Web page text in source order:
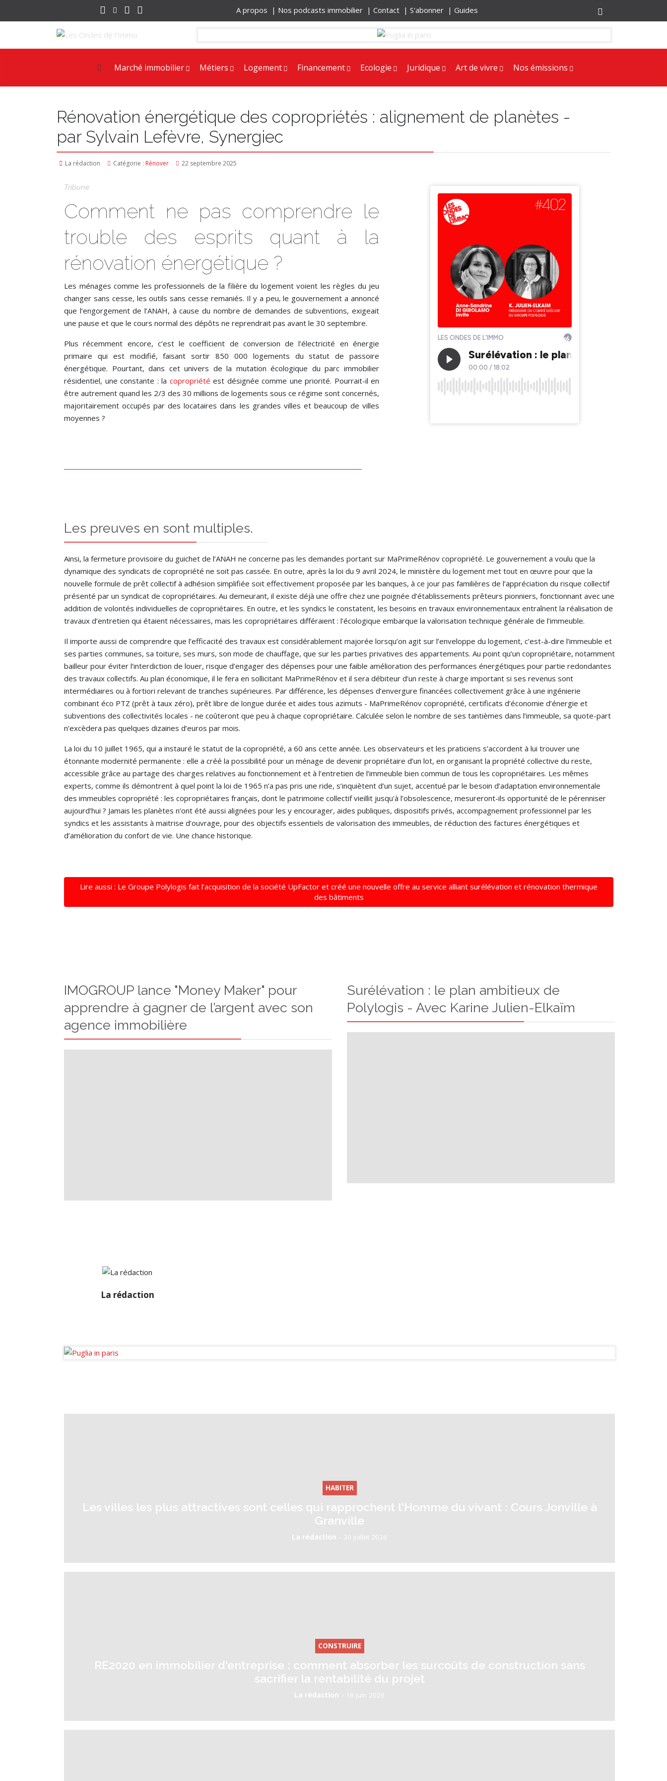
A propos | Nos podcasts immobilier | Contact | S'abonner | Guides
Marché immobilier Métiers Logement Financement Ecologie Juridique Art de vivre Nos émissions
Rénovation énergétique des copropriétés : alignement de planètes -
par Sylvain Lefèvre, Synergiec
La rédaction Catégorie : Rénover 22 septembre 2025
Tribune
Comment ne pas comprendre le
trouble des esprits quant à la
rénovation énergétique ?
Les ménages comme les professionnels de la filière du logement voient les règles du jeu
changer sans cesse, les outils sans cesse remaniés. Il y a peu, le gouvernement a annoncé
que l’engorgement de l’ANAH, à cause du nombre de demandes de subventions, exigeait
une pause et que le cours normal des dépôts ne reprendrait pas avant le 30 septembre.
Plus récemment encore, c’est le coefficient de conversion de l’électricité en énergie
primaire qui est modifié, faisant sortir 850 000 logements du statut de passoire
énergétique. Pourtant, dans cet univers de la mutation écologique du parc immobilier
résidentiel, une constante : la copropriété est désignée comme une priorité. Pourrait-il en
être autrement quand les 2/3 des 30 millions de logements sous ce régime sont concernés,
majoritairement occupés par des locataires dans les grandes villes et beaucoup de villes
moyennes ?
Les preuves en sont multiples.
Ainsi, la fermeture provisoire du guichet de l’ANAH ne concerne pas les demandes portant sur MaPrimeRénov copropriété. Le gouvernement a voulu que la
dynamique des syndicats de copropriété ne soit pas cassée. En outre, après la loi du 9 avril 2024, le ministère du logement met tout en œuvre pour que la
nouvelle formule de prêt collectif à adhésion simplifiée soit effectivement proposée par les banques, à ce jour pas familières de l’appréciation du risque collectif
présenté par un syndicat de copropriétaires. Au demeurant, il existe déjà une offre chez une poignée d’établissements prêteurs pionniers, fonctionnant avec une
addition de volontés individuelles de copropriétaires. En outre, et les syndics le constatent, les besoins en travaux environnementaux entraînent la réalisation de
travaux d’entretien qui étaient nécessaires, mais les copropriétaires différaient : l’écologique embarque la valorisation technique générale de l’immeuble.
Il importe aussi de comprendre que l’efficacité des travaux est considérablement majorée lorsqu’on agit sur l’enveloppe du logement, c’est-à-dire l’immeuble et
ses parties communes, sa toiture, ses murs, son mode de chauffage, que sur les parties privatives des appartements. Au point qu’un copropriétaire, notamment
bailleur pour éviter l’interdiction de louer, risque d’engager des dépenses pour une faible amélioration des performances énergétiques pour partie redondantes
des travaux collectifs. Au plan économique, il le fera en sollicitant MaPrimeRénov et il sera débiteur d’un reste à charge important si ses revenus sont
intermédiaires ou à fortiori relevant de tranches supérieures. Par différence, les dépenses d’envergure financées collectivement grâce à une ingénierie
combinant éco PTZ (prêt à taux zéro), prêt libre de longue durée et aides tous azimuts - MaPrimeRénov copropriété, certificats d’économie d’énergie et
subventions des collectivités locales - ne coûteront que peu à chaque copropriétaire. Calculée selon le nombre de ses tantièmes dans l’immeuble, sa quote-part
n’excèdera pas quelques dizaines d’euros par mois.
La loi du 10 juillet 1965, qui a instauré le statut de la copropriété, a 60 ans cette année. Les observateurs et les praticiens s’accordent à lui trouver une
étonnante modernité permanente : elle a créé la possibilité pour un ménage de devenir propriétaire d’un lot, en organisant la propriété collective du reste,
accessible grâce au partage des charges relatives au fonctionnement et à l’entretien de l’immeuble bien commun de tous les copropriétaires. Les mêmes
experts, comme ils démontrent à quel point la loi de 1965 n’a pas pris une ride, s’inquiètent d’un sujet, accentué par le besoin d’adaptation environnementale
des immeubles copropriété : les copropriétaires français, dont le patrimoine collectif vieillit jusqu'à l’obsolescence, mesureront-ils opportunité de le pérenniser
aujourd’hui ? Jamais les planètes n’ont été aussi alignées pour les y encourager, aides publiques, dispositifs privés, accompagnement professionnel par les
syndics et les assistants à maitrise d’ouvrage, pour des objectifs essentiels de valorisation des immeubles, de réduction des factures énergétiques et
d’amélioration du confort de vie. Une chance historique.
Lire aussi : Le Groupe Polylogis fait l’acquisition de la société UpFactor et créé une nouvelle offre au service alliant surélévation et rénovation thermique
des bâtiments
IMOGROUP lance "Money Maker" pour
apprendre à gagner de l’argent avec son
agence immobilière
Surélévation : le plan ambitieux de
Polylogis - Avec Karine Julien-Elkaïm
La rédaction
HABITER
Les villes les plus attractives sont celles qui rapprochent l'Homme du vivant : Cours Jonville à
Granville
La rédaction - 20 juillet 2026
CONSTRUIRE
RE2020 en immobilier d'entreprise : comment absorber les surcoûts de construction sans
sacrifier la rentabilité du projet
La rédaction - 18 juin 2026